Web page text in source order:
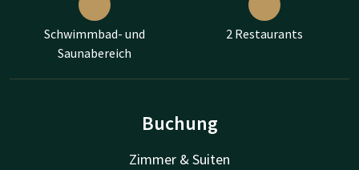
Schwimmbad- und
Saunabereich
2 Restaurants
Buchung
Zimmer & Suiten